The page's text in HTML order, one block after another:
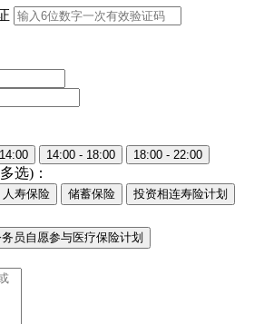
14:00 - 18:00 18:00 - 22:00
选)：
人寿保险 储蓄保险
投资相连寿险计划
员自愿参与医疗保险计划